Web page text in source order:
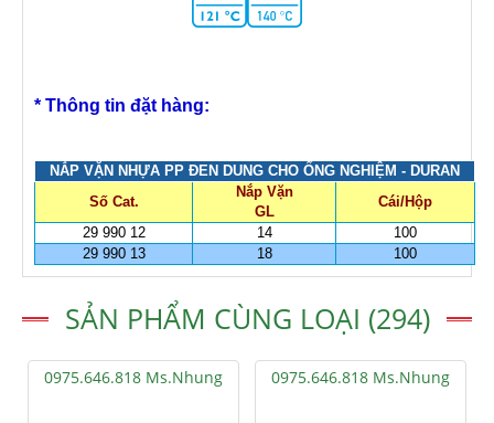
* Thông tin đặt hàng:
NẮP VẶN NHỰA PP ĐEN DUNG CHO ỐNG NGHIỆM - DURAN
Số Cat.
Nắp Vặn
GL
Cái/Hộp
29 990 12
14
100
29 990 13
18 100
SẢN PHẨM CÙNG LOẠI (294)
0975.646.818 Ms.Nhung 0975.646.818 Ms.Nhung